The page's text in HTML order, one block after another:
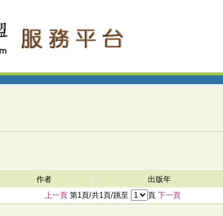
作者 出版年
上一頁第1頁/共1頁/跳至 頁 下一頁